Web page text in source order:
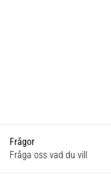
Frågor
Fråga oss vad du vill